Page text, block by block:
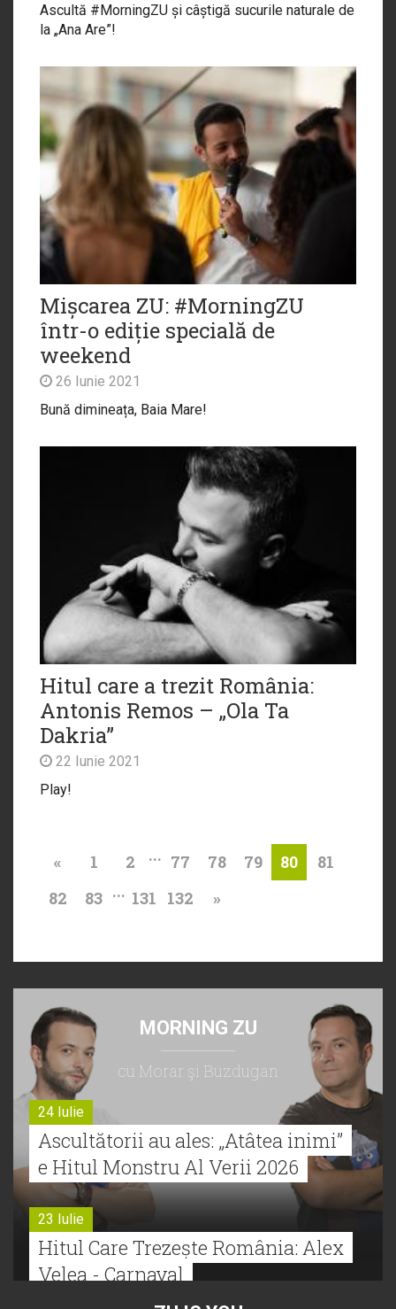
Ascultă #MorningZU și câștigă sucurile naturale de
la „Ana Are”!
Mișcarea ZU: #MorningZU
într-o ediție specială de
weekend
26 Iunie 2021
Bună dimineața, Baia Mare!
Hitul care a trezit România:
Antonis Remos – „Ola Ta
Dakria”
22 Iunie 2021
Play!
« 1 2 ... 77 78 79 80
81
82
83 ... 131 132 »
MORNING ZU
cu Morar şi Buzdugan
24 Iulie
Ascultătorii au ales: „Atâtea inimi”
e Hitul Monstru Al Verii 2026
23 Iulie
Hitul Care Trezește România: Alex
Velea - Carnaval